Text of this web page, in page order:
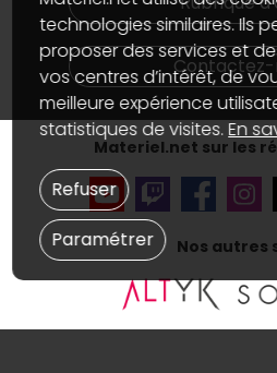
Notre programme d'affiliation
Partenariat & Sponsoring
Conditions générales de vente
Marketplace
Informations légales
Données personnellesetcookies
Gérer vos cookies
Accessibilité : non conforme
Contactez-
Materiel.net sur les
Nos autres
technologies similaires. Ils
proposer des services et
vos centres d’intérêt, de
meilleure expérience
statistiques de visites.En
Paramétrer
Refuser